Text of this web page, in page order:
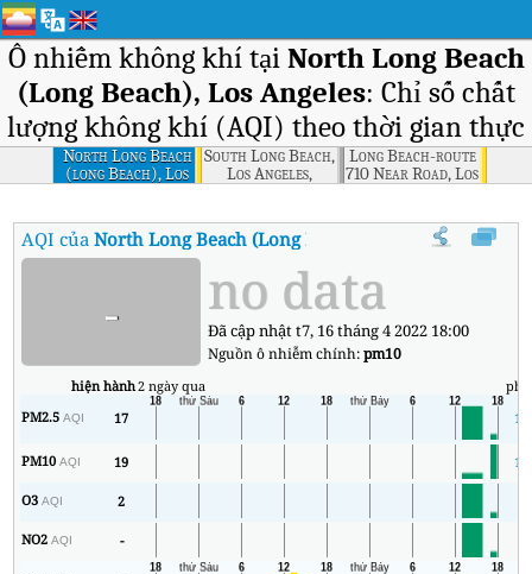
Ô nhiễm không khí tại North Long Beach
(Long Beach), Los Angeles: Chỉ số chất
lượng không khí (AQI) theo thời gian thực
North Long Beach
(long Beach), Los
Angeles
South Long Beach,
Los Angeles,
California
Long Beach-route
710 Near Road, Los
Angeles,
AQI củaNorth Long Beach (Long Beach), Los Angeles:Chỉ số
- no data
Đã cập nhật t7, 16 tháng 4 2022 18:00
Nguồn ô nhiễm chính:pm10
hiện hành2 ngày qua
PM2.5AQI 17 17
PM10AQI 19 12
O3AQI 2
NO2AQI -